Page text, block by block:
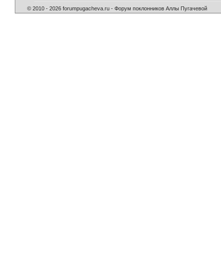
© 2010 - 2026 forumpugacheva.ru - Форум поклонников Аллы Пугачевой